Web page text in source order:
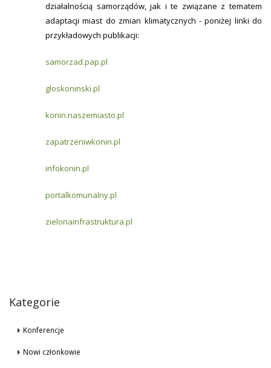
działalnością samorządów, jak i te związane z tematem
adaptacji miast do zmian klimatycznych - poniżej linki do
przykładowych publikacji:
samorzad.pap.pl
gloskoninski.pl
konin.naszemiasto.pl
zapatrzeniwkonin.pl
infokonin.pl
portalkomunalny.pl
zielonainfrastruktura.pl
Kategorie
Konferencje
Nowi członkowie